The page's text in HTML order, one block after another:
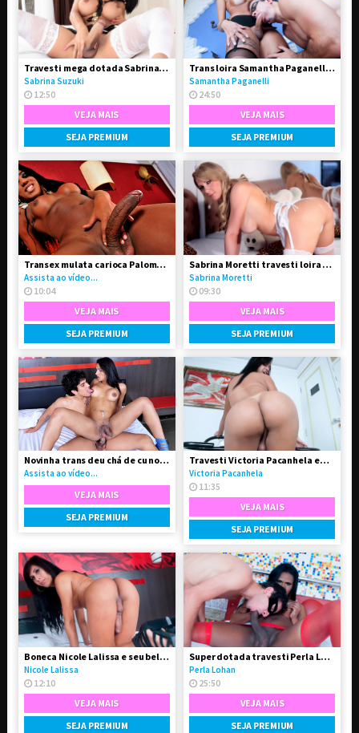
Travesti mega dotada Sabrina Suzuki em vídeo solo
Sabrina Suzuki
12:50
VEJA MAIS
SEJA PREMIUM
Trans loira Samantha Paganelli fodeu seu amigo passivo
Samantha Paganelli
24:50
VEJA MAIS
SEJA PREMIUM
Transex mulata carioca Paloma Dbiath
Assista ao vídeo...
10:04
VEJA MAIS
SEJA PREMIUM
Sabrina Moretti travesti loira super feminina
Sabrina Moretti
09:30
VEJA MAIS
SEJA PREMIUM
Novinha trans deu chá de cu no seu namorado
Assista ao vídeo...
VEJA MAIS
SEJA PREMIUM
Travesti Victoria Pacanhela em vídeo solo
Victoria Pacanhela
11:35
VEJA MAIS
SEJA PREMIUM
Boneca Nicole Lalissa e seu belo e grande dote
Nicole Lalissa
12:10
VEJA MAIS
SEJA PREMIUM
Super dotada travesti Perla Lohan fodeu o garotão
Perla Lohan
25:50
VEJA MAIS
SEJA PREMIUM